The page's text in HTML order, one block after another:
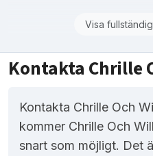
Visa
Kontakta Chrille
Kontakta Chrille Och
kommer Chrille Och
snart som möjligt. Det